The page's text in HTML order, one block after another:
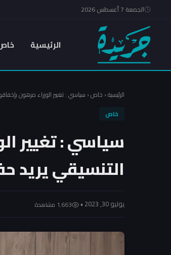
الجمعة 7 أغسطس 2026
الرئيسية
الرئيسية‹ خاص‹ سياسي : تغيير الوزراء مرهون
خاص
سياسي : تغيير
التنسيقي يريد
يوليو 30, 2023 • 1٬663 مشاهدة